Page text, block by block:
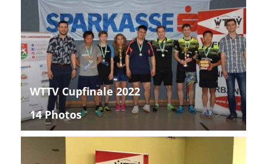
WTTV Cupfinale 2022
14 Photos